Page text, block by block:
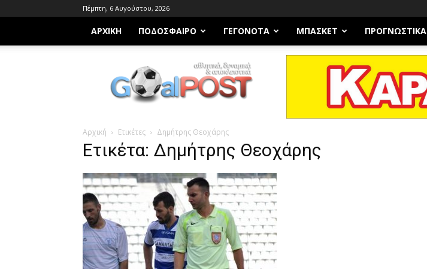
Πέμπτη, 6 Αυγούστου, 2026
ΑΡΧΙΚΗ ΠΟΔΌΣΦΑΙΡΟ ΓΕΓΟΝΌΤΑ ΜΠΆΣΚΕΤ ΠΡΟΓΝΩΣΤΙΚΑ
Goalpost.gr
Αρχική Ετικέτες Δημήτρης Θεοχάρης
Ετικέτα: Δημήτρης Θεοχάρης